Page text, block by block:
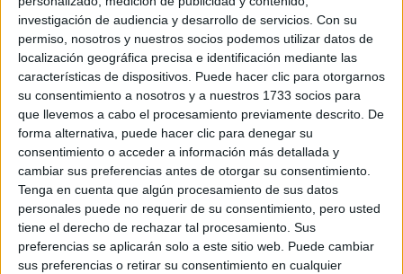
investigación de audiencia y desarrollo de servicios. Con su
permiso, nosotros y nuestros socios podemos utilizar datos de
localización geográfica precisa e identificación mediante las
características de dispositivos. Puede hacer clic para otorgarnos
su consentimiento a nosotros y a nuestros 1733 socios para
que llevemos a cabo el procesamiento previamente descrito. De
forma alternativa, puede hacer clic para denegar su
consentimiento o acceder a información más detallada y
cambiar sus preferencias antes de otorgar su consentimiento.
Tenga en cuenta que algún procesamiento de sus datos
personales puede no requerir de su consentimiento, pero usted
tiene el derecho de rechazar tal procesamiento. Sus
preferencias se aplicarán solo a este sitio web. Puede cambiar
sus preferencias o retirar su consentimiento en cualquier
GARBANZOS CRUJIENTES
3.Garbanzos crujientes
Se mezclan garbanzos cocidos con especias como comino,
pimentón, tomillo o pimienta y un poco de aceite de oliva.
Se hornean durante 30 minutos hasta que queden dorados
y crujientes. Son una fuente de proteína vegetal, hierro y
fibra.
GALERÍA DE IMÁGENES